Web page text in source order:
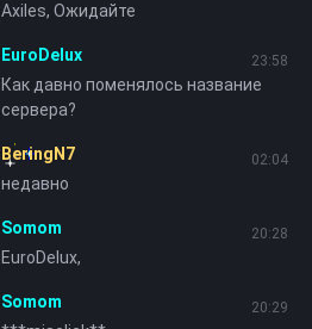
Axiles, Ожидайте
EuroDelux 23:58
Как давно поменялось название
сервера?
BeringN7 02:04
недавно
Somom 20:28
EuroDelux,
Somom 20:29